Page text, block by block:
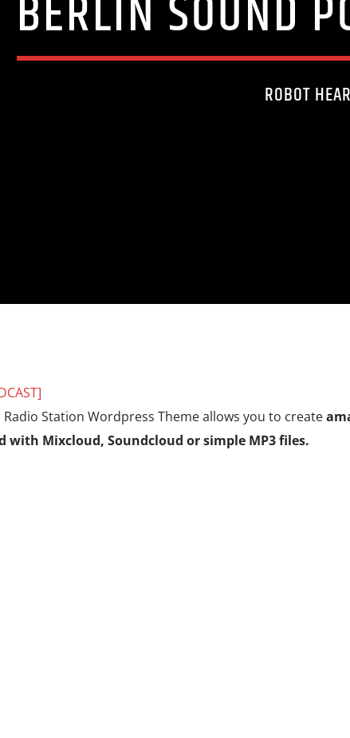
BERLIN SOUND
ROBOT
Radio Station Wordpress Theme allows you to create
with Mixcloud, Soundcloud or simple MP3 files.